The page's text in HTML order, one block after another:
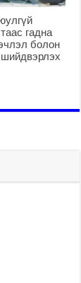
гадна
болон
шийдвэрлэх